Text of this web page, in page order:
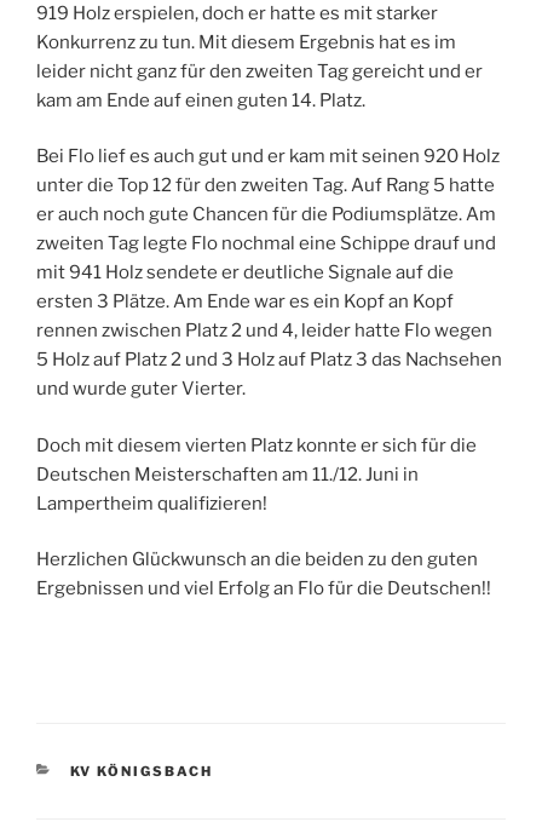
919 Holz erspielen, doch er hatte es mit starker
Konkurrenz zu tun. Mit diesem Ergebnis hat es im
leider nicht ganz für den zweiten Tag gereicht und er
kam am Ende auf einen guten 14. Platz.
Bei Flo lief es auch gut und er kam mit seinen 920 Holz
unter die Top 12 für den zweiten Tag. Auf Rang 5 hatte
er auch noch gute Chancen für die Podiumsplätze. Am
zweiten Tag legte Flo nochmal eine Schippe drauf und
mit 941 Holz sendete er deutliche Signale auf die
ersten 3 Plätze. Am Ende war es ein Kopf an Kopf
rennen zwischen Platz 2 und 4, leider hatte Flo wegen
5 Holz auf Platz 2 und 3 Holz auf Platz 3 das Nachsehen
und wurde guter Vierter.
Doch mit diesem vierten Platz konnte er sich für die
Deutschen Meisterschaften am 11./12. Juni in
Lampertheim qualifizieren!
Herzlichen Glückwunsch an die beiden zu den guten
Ergebnissen und viel Erfolg an Flo für die Deutschen!!
KATEGORIEN
KV KÖNIGSBACH